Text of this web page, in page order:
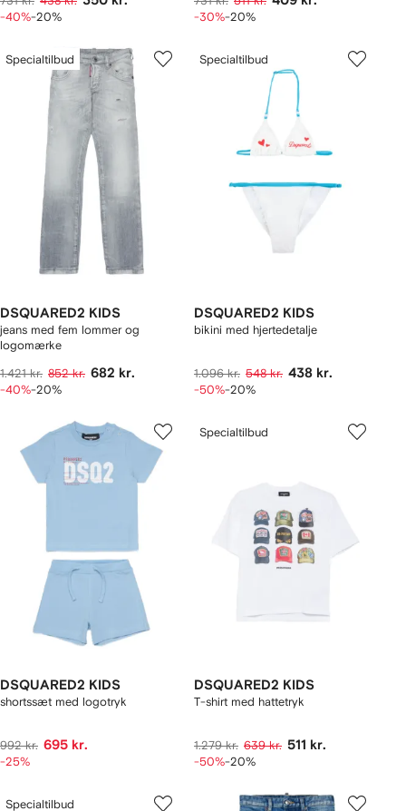
-40%-20% -30%-20%
Specialtilbud
DSQUARED2 KIDS
jeans med fem lommer og
logomærke
1.421 kr. 852 kr. 682 kr.
-40%-20%
Specialtilbud
DSQUARED2 KIDS
bikini med hjertedetalje
1.096 kr. 548 kr. 438 kr.
-50%-20%
DSQUARED2 KIDS
shortssæt med logotryk
992 kr. 695 kr.
-25%
Specialtilbud
DSQUARED2 KIDS
T-shirt med hattetryk
1.279 kr. 639 kr. 511 kr.
-50%-20%
Specialtilbud